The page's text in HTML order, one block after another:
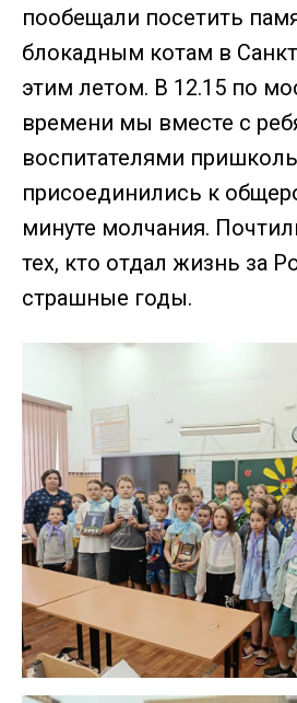
пообещали посетить
блокадным котам в
этим летом. В 12.15 по
времени мы вместе с
воспитателями
присоединились к
минуте молчания.
тех, кто отдал жизнь за
страшные годы.